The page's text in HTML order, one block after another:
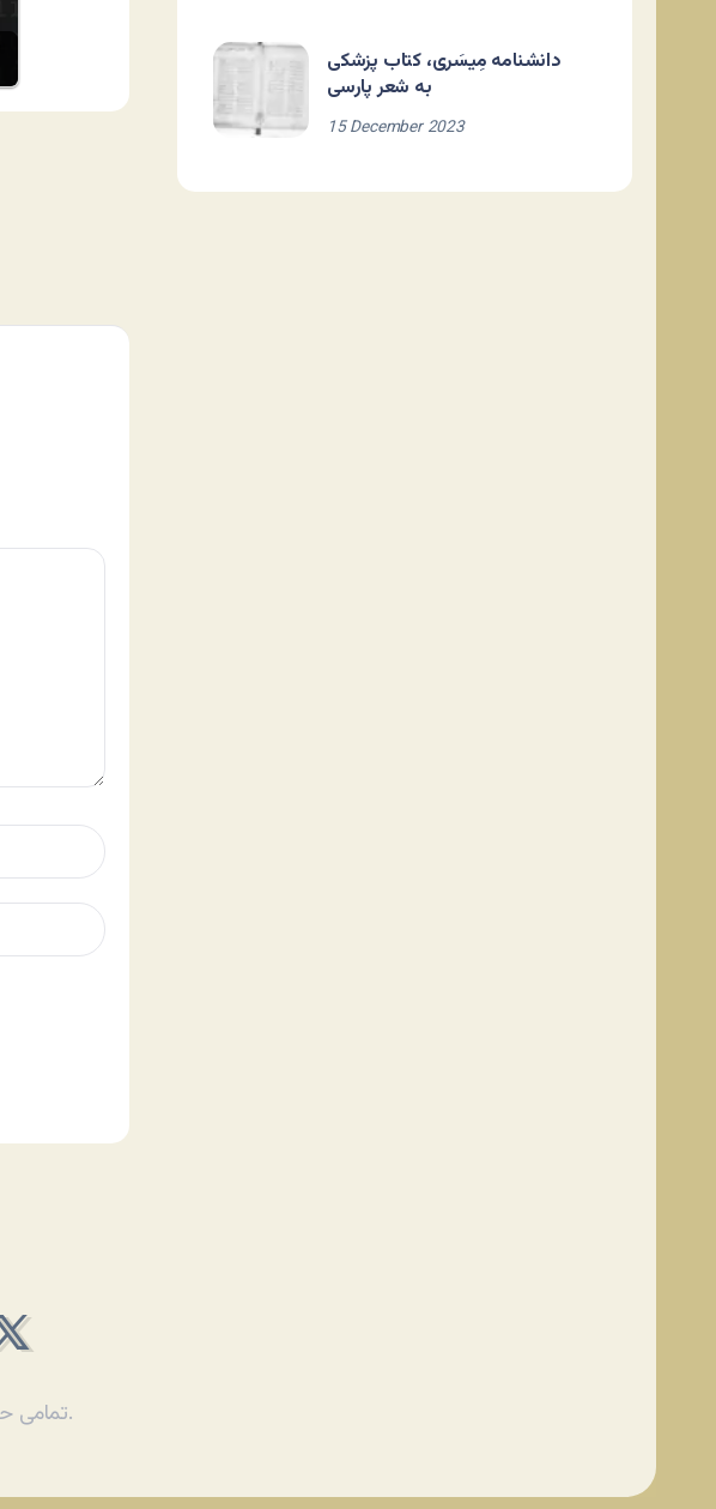
دانشنامه مِیسَری، کتاب پزشکی
به شعر پارسی
15 December 2023
تمامی حقوق برای عصیان محفوظ است.